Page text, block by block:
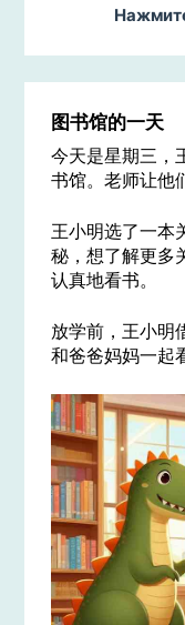
图书馆的一天
今天是星期三，
书馆。老师让他
王小明选了一本
秘，想了解更多
认真地看书。
放学前，王小明
和爸爸妈妈一起